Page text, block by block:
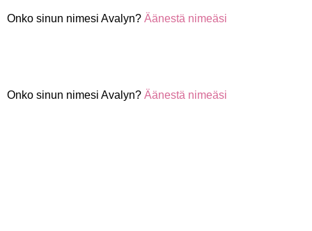
Onko sinun nimesi Avalyn? Äänestä nimeäsi
Onko sinun nimesi Avalyn? Äänestä nimeäsi